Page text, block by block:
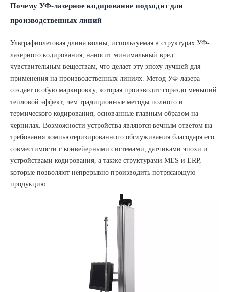
Почему УФ-лазерное кодирование подходит для
производственных линий
Ультрафиолетовая длина волны, используемая в структурах УФ-
лазерного кодирования, наносит минимальный вред
чувствительным веществам, что делает эту эпоху лучшей для
применения на производственных линиях. Метод УФ-лазера
создает особую маркировку, которая производит гораздо меньший
тепловой эффект, чем традиционные методы полного и
термического кодирования, основанные главным образом на
чернилах. Возможности устройства являются вечным ответом на
требования компьютеризированного обслуживания благодаря его
совместимости с конвейерными системами, датчиками эпохи и
устройствами кодирования, а также структурами MES и ERP,
которые позволяют непрерывно производить потрясающую
продукцию.